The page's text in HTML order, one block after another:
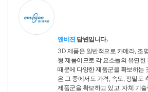
앤비젼 답변입니다.
3D 제품은 일반적으로 카메라, 조
형 제품이므로 각 요소들의 유연
때문에 다양한 제품군을 확보하는
은 그 중에서도 가격, 속도, 정밀도
제품군을 확보하고 있고, 자체 기